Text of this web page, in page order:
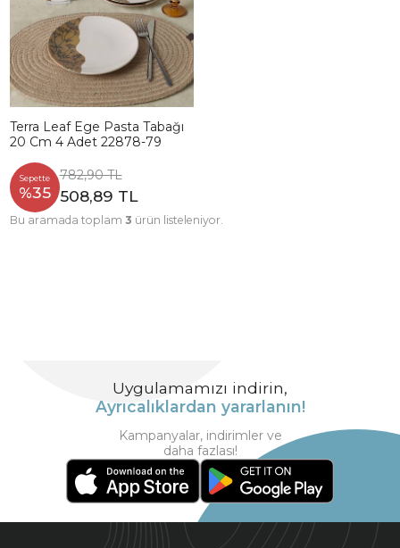
Terra Leaf Ege Pasta Tabağı
20 Cm 4 Adet 22878-79
Sepette
%35
782,90 TL
508,89 TL
Bu aramada toplam 3 ürün listeleniyor.
Uygulamamızı indirin,
Ayrıcalıklardan yararlanın!
Kampanyalar, indirimler ve
daha fazlası!